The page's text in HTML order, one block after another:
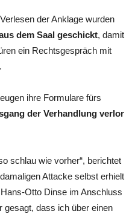
der Anklage wurden
dem Saal geschickt, damit
ein Rechtsgespräch mit
ihre Formulare fürs
der Verhandlung verlor
schlau wie vorher“, berichtet
Attacke selbst erhielt
Otto Dinse im Anschluss
gesagt, dass ich über einen